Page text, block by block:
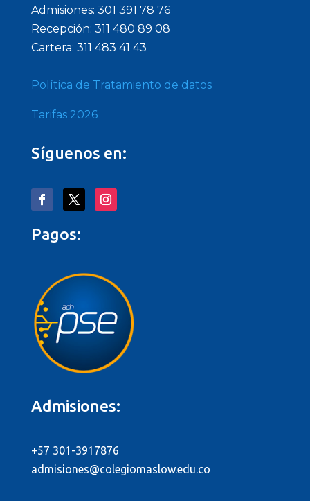
Admisiones: 301 391 78 76
Recepción: 311 480 89 08
Cartera: 311 483 41 43
Política de Tratamiento de datos
Tarifas 2026
Síguenos en:
Pagos:
Admisiones:
+57 301-3917876
admisiones@colegiomaslow.edu.co